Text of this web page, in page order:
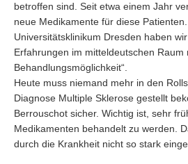
betroffen sind. Seit etwa einem Jahr
neue Medikamente für diese
Universitätsklinikum Dresden haben
Erfahrungen im mitteldeutschen Raum
Behandlungsmöglichkeit“.
Heute muss niemand mehr in den
Diagnose Multiple Sklerose gestellt
Berrouschot sicher. Wichtig ist, sehr
Medikamenten behandelt zu werden.
durch die Krankheit nicht so stark